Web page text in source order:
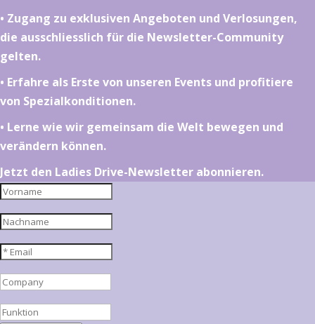
•⁠ ⁠⁠Zugang zu exklusiven Angeboten und Verlosungen,
die ausschliesslich für die Newsletter-Community
gelten.
•⁠ ⁠⁠Erfahre als Erste von unseren Events und profitiere
von Spezialkonditionen.
•⁠ ⁠⁠Lerne wie wir gemeinsam die Welt bewegen und
verändern können.
Jetzt den Ladies Drive-Newsletter abonnieren.